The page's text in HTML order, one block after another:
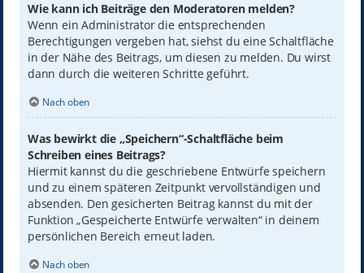
Wie kann ich Beiträge den Moderatoren melden?
Wenn ein Administrator die entsprechenden
Berechtigungen vergeben hat, siehst du eine Schaltfläche
in der Nähe des Beitrags, um diesen zu melden. Du wirst
dann durch die weiteren Schritte geführt.
Nach oben
Was bewirkt die „Speichern“-Schaltfläche beim
Schreiben eines Beitrags?
Hiermit kannst du die geschriebene Entwürfe speichern
und zu einem späteren Zeitpunkt vervollständigen und
absenden. Den gesicherten Beitrag kannst du mit der
Funktion „Gespeicherte Entwürfe verwalten“ in deinem
persönlichen Bereich erneut laden.
Nach oben